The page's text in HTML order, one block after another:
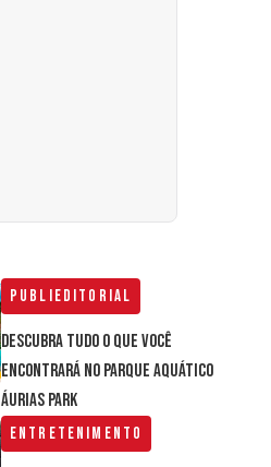
Publieditorial
Descubra tudo o que você
encontrará no parque aquático
Áurias Park
Entretenimento